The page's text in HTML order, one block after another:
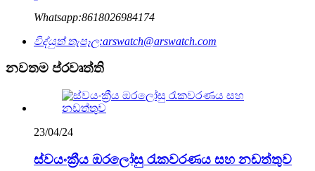
Whatsapp:8618026984174
විද්යුත් තැපෑල:arswatch@arswatch.com
නවතම ප්රවෘත්ති
23/04/24
ස්වයංක්‍රීය ඔරලෝසු රැකවරණය සහ නඩත්තුව